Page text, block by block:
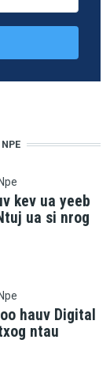
kev ua yeeb
ua si nrog
hauv Digital
ntau